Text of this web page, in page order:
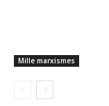
Mille marxismes